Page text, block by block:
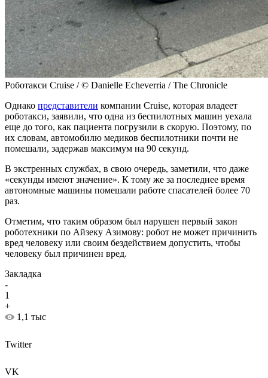
Роботакси Cruise / © Danielle Echeverria / The Chronicle
Однако представители компании Cruise, которая владеет
роботакси, заявили, что одна из беспилотных машин уехала
еще до того, как пациента погрузили в скорую. Поэтому, по
их словам, автомобилю медиков беспилотники почти не
помешали, задержав максимум на 90 секунд.
В экстренных службах, в свою очередь, заметили, что даже
«секунды имеют значение». К тому же за последнее время
автономные машины помешали работе спасателей более 70
раз.
Отметим, что таким образом был нарушен первый закон
роботехники по Айзеку Азимову: робот не может причинить
вред человеку или своим бездействием допустить, чтобы
человеку был причинен вред.
Закладка
-
1
+
1,1 тыс
Twitter
VK